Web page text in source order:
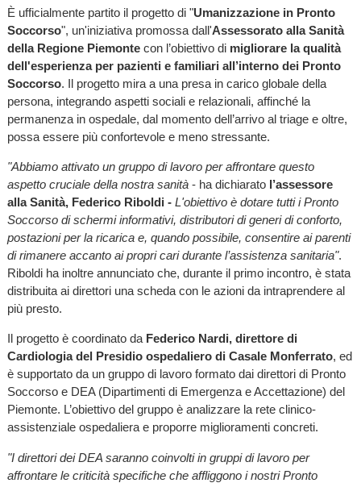
È ufficialmente partito il progetto di "Umanizzazione in Pronto
Soccorso", un'iniziativa promossa dall'Assessorato alla Sanità
della Regione Piemontecon l’obiettivo di migliorare la qualità
dell'esperienza per pazienti e familiari all’interno dei Pronto
Soccorso. Il progetto mira a una presa in carico globale della
persona, integrando aspetti sociali e relazionali, affinché la
permanenza in ospedale, dal momento dell’arrivo al triage e oltre,
possa essere più confortevole e meno stressante.
"Abbiamo attivato un gruppo di lavoro per affrontare questo
aspetto cruciale della nostra sanità- ha dichiarato l’assessore
alla Sanità, Federico Riboldi - L'obiettivo è dotare tutti i Pronto
Soccorso di schermi informativi, distributori di generi di conforto,
postazioni per la ricarica e, quando possibile, consentire ai parenti
di rimanere accanto ai propri cari durante l’assistenza sanitaria".
Riboldi ha inoltre annunciato che, durante il primo incontro, è stata
distribuita ai direttori una scheda con le azioni da intraprendere al
più presto.
Il progetto è coordinato da Federico Nardi, direttore di
Cardiologia del Presidio ospedaliero di Casale Monferrato, ed
è supportato da un gruppo di lavoro formato dai direttori di Pronto
Soccorso e DEA (Dipartimenti di Emergenza e Accettazione) del
Piemonte. L’obiettivo del gruppo è analizzare la rete clinico-
assistenziale ospedaliera e proporre miglioramenti concreti.
"I direttori dei DEA saranno coinvolti in gruppi di lavoro per
affrontare le criticità specifiche che affliggono i nostri Pronto